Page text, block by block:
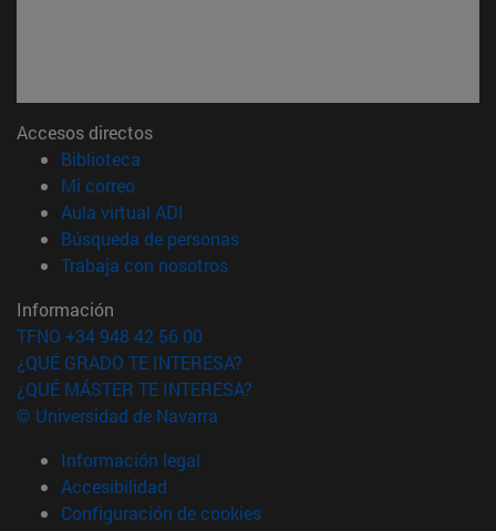
Accesos directos
Biblioteca
Mi correo(abre en nueva ventana)
Aula virtual ADI
Búsqueda de personas(abre en nueva ventana)
Trabaja con nosotros(abre en nueva ventana)
Información
TFNO +34 948 42 56 00
¿QUÉ GRADO TE INTERESA?
¿QUÉ MÁSTER TE INTERESA?
© Universidad de Navarra
Información legal
Accesibilidad
Configuración de cookies